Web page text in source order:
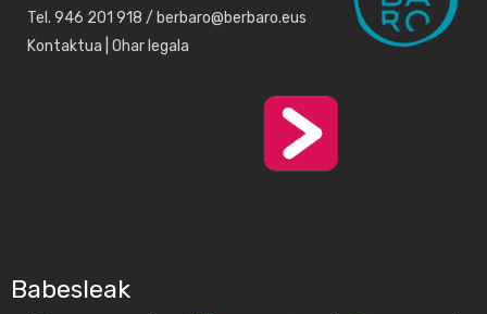
Tel. 946 201 918 / berbaro@berbaro.eus
Kontaktua Ohar legala
Babesleak